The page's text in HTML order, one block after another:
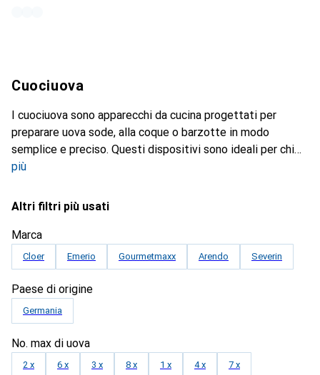
Cuociuova
I cuociuova sono apparecchi da cucina progettati per
preparare uova sode, alla coque o barzotte in modo
semplice e preciso. Questi dispositivi sono ideali per chi
più
Altri filtri più usati
Marca
Cloer Emerio Gourmetmaxx Arendo Severin
Paese di origine
Germania
No. max di uova
2 x 6 x 3 x 8 x 1 x 4 x 7 x